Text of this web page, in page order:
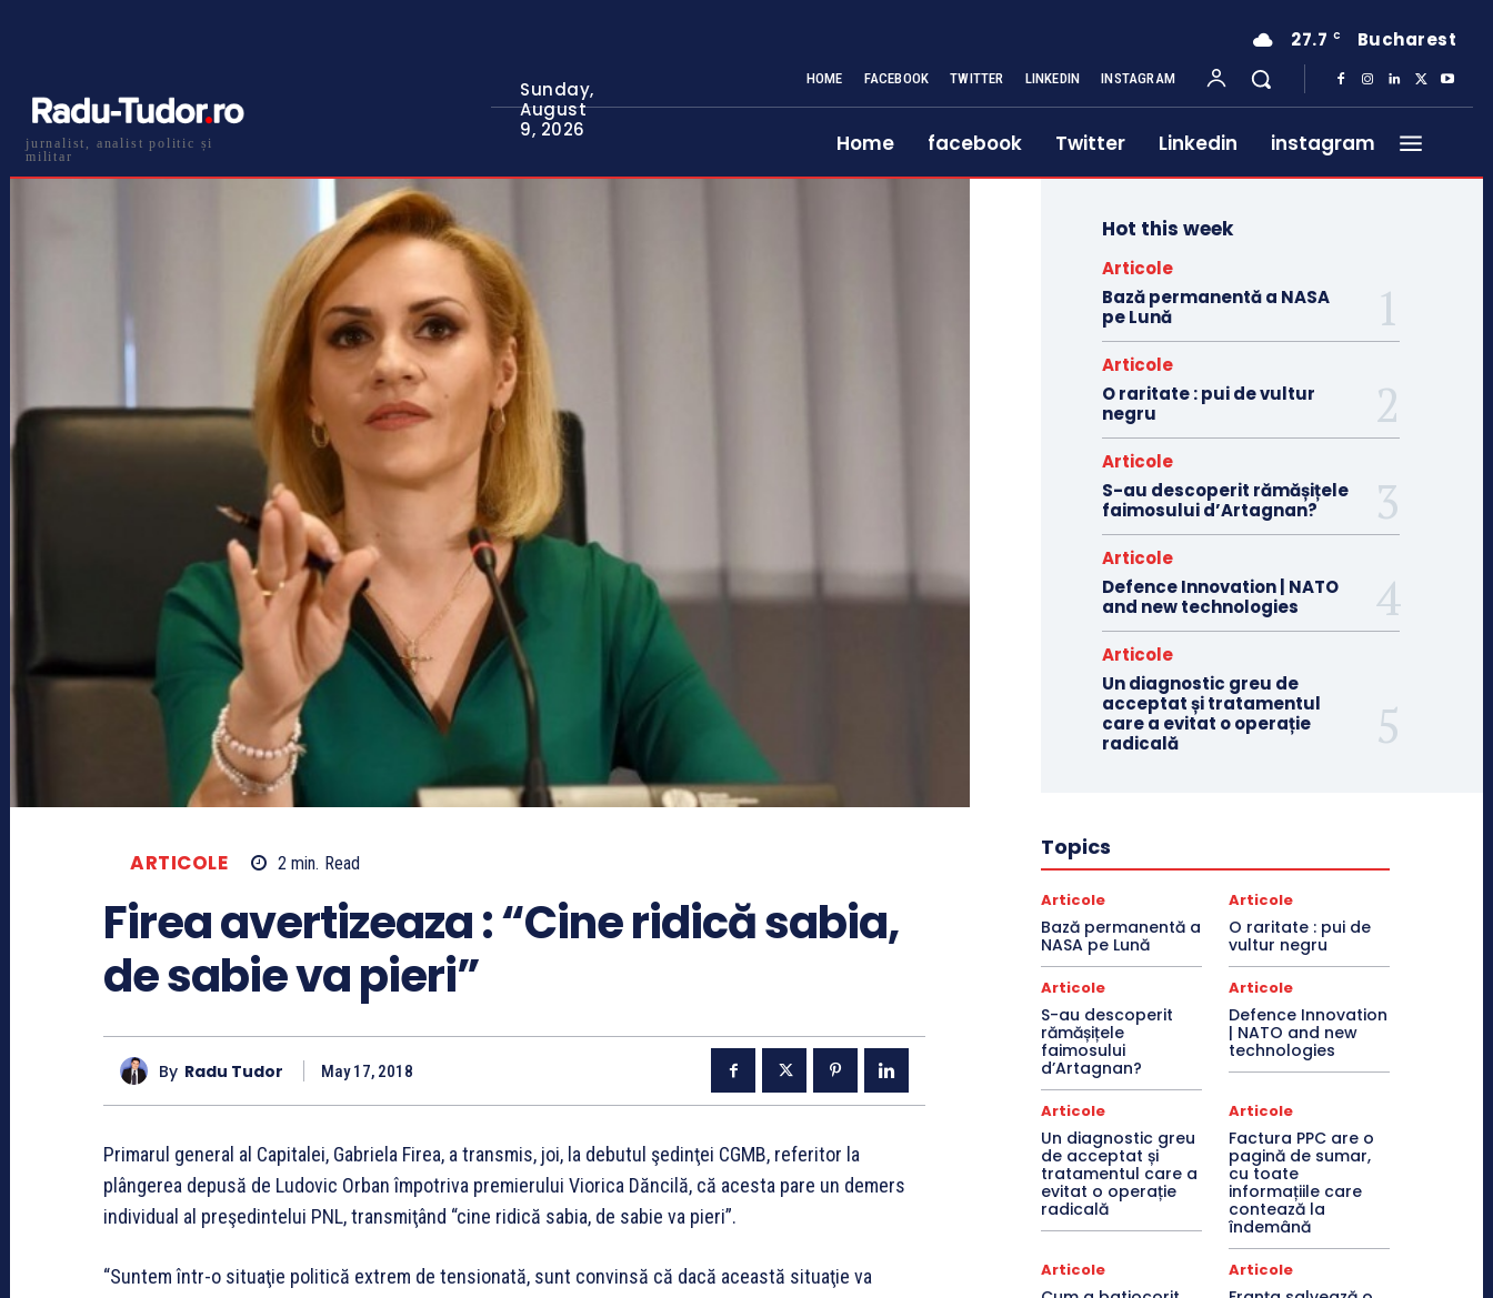
jurnalist, analist politic și
militar
Sunday,
August
9, 2026
27.7 C Bucharest
HOME FACEBOOK TWITTER LINKEDIN INSTAGRAM
Home facebook Twitter Linkedin instagram
ARTICOLE 2 min. Read
Firea avertizeaza : “Cine ridică sabia,
de sabie va pieri”
By Radu Tudor May 17, 2018
Primarul general al Capitalei, Gabriela Firea, a transmis, joi, la debutul şedinţei CGMB, referitor la
plângerea depusă de Ludovic Orban împotriva premierului Viorica Dăncilă, că acesta pare un demers
individual al preşedintelui PNL, transmiţând “cine ridică sabia, de sabie va pieri”.
“Suntem într-o situaţie politică extrem de tensionată, sunt convinsă că dacă această situaţie va
Hot this week
Articole
Bază permanentă a NASA
pe Lună
Articole
O raritate : pui de vultur
negru
Articole
S-au descoperit rămășițele
faimosului d’Artagnan?
Articole
Defence Innovation | NATO
and new technologies
Articole
Un diagnostic greu de
acceptat și tratamentul
care a evitat o operație
radicală
Topics
Articole
Bază permanentă a
NASA pe Lună
Articole
O raritate : pui de
vultur negru
Articole
S-au descoperit
rămășițele
faimosului
d’Artagnan?
Articole
Defence Innovation
| NATO and new
technologies
Articole
Un diagnostic greu
de acceptat și
tratamentul care a
evitat o operație
radicală
Articole
Factura PPC are o
pagină de sumar,
cu toate
informațiile care
contează la
îndemână
Articole Articole